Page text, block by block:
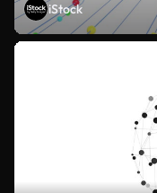
iStock